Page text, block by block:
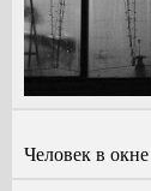
Человек в окне